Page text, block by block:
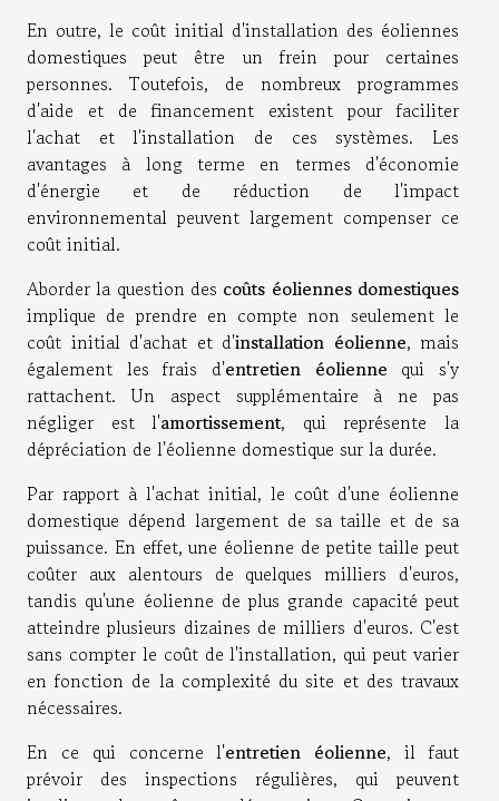
En outre, le coût initial d'installation des éoliennes
domestiques peut être un frein pour certaines
personnes. Toutefois, de nombreux programmes
d'aide et de financement existent pour faciliter
l'achat et l'installation de ces systèmes. Les
avantages à long terme en termes d'économie
d'énergie et de réduction de l'impact
environnemental peuvent largement compenser ce
coût initial.
Aborder la question des coûts éoliennes domestiques
implique de prendre en compte non seulement le
coût initial d'achat et d'installation éolienne, mais
également les frais d'entretien éolienne qui s'y
rattachent. Un aspect supplémentaire à ne pas
négliger est l'amortissement, qui représente la
dépréciation de l'éolienne domestique sur la durée.
Par rapport à l'achat initial, le coût d'une éolienne
domestique dépend largement de sa taille et de sa
puissance. En effet, une éolienne de petite taille peut
coûter aux alentours de quelques milliers d'euros,
tandis qu'une éolienne de plus grande capacité peut
atteindre plusieurs dizaines de milliers d'euros. C'est
sans compter le coût de l'installation, qui peut varier
en fonction de la complexité du site et des travaux
nécessaires.
En ce qui concerne l'entretien éolienne, il faut
prévoir des inspections régulières, qui peuvent